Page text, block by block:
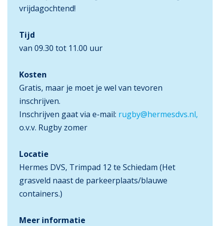
vrijdagochtend!
Tijd
van 09.30 tot 11.00 uur
Kosten
Gratis, maar je moet je wel van tevoren
inschrijven.
Inschrijven gaat via e-mail: rugby@hermesdvs.nl,
o.v.v. Rugby zomer
Locatie
Hermes DVS, Trimpad 12 te Schiedam (Het
grasveld naast de parkeerplaats/blauwe
containers.)
Meer informatie